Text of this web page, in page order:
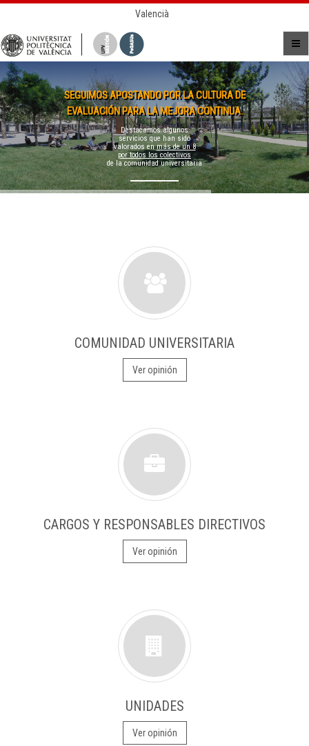
Valencià
SEGUIMOS APOSTANDO POR LA CULTURA DE
EVALUACIÓN PARA LA MEJORA CONTINUA.
Destacamos algunos
servicios que han sido
valorados enmás de un 8
por todos los colectivos
de la comunidad universitaria
COMUNIDAD UNIVERSITARIA
Ver opinión
CARGOS Y RESPONSABLES DIRECTIVOS
Ver opinión
UNIDADES
Ver opinión